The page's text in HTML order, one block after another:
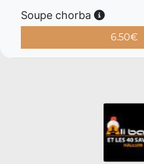
Soupe chorba
6.50€